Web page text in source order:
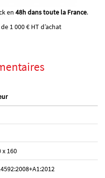
en 48h dans toute la France.
1 000 € HT d’achat
x 160